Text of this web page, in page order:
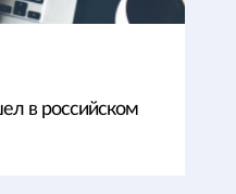
в российском